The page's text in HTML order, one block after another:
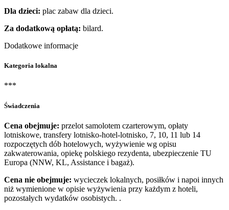
Dla dzieci: plac zabaw dla dzieci.
Za dodatkową opłatą: bilard.
Dodatkowe informacje
Kategoria lokalna
***
Świadczenia
Cena obejmuje: przelot samolotem czarterowym, opłaty
lotniskowe, transfery lotnisko-hotel-lotnisko, 7, 10, 11 lub 14
rozpoczętych dób hotelowych, wyżywienie wg opisu
zakwaterowania, opiekę polskiego rezydenta, ubezpieczenie TU
Europa (NNW, KL, Assistance i bagaż).
Cena nie obejmuje: wycieczek lokalnych, posiłków i napoi innych
niż wymienione w opisie wyżywienia przy każdym z hoteli,
pozostałych wydatków osobistych. .